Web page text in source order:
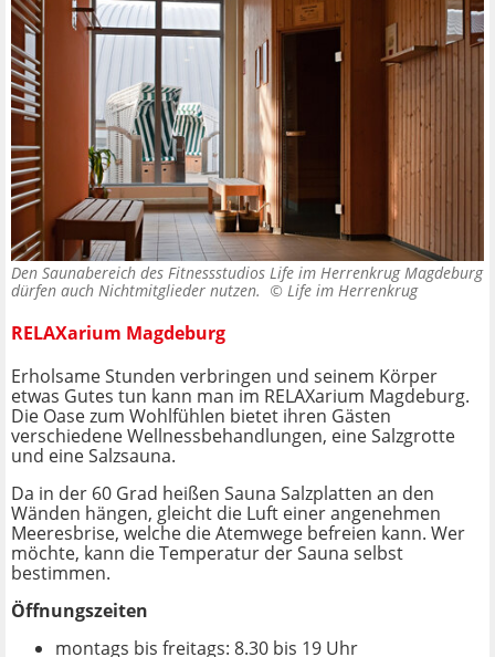
Den Saunabereich des Fitnessstudios Life im Herrenkrug Magdeburg
dürfen auch Nichtmitglieder nutzen. © Life im Herrenkrug
RELAXarium Magdeburg
Erholsame Stunden verbringen und seinem Körper
etwas Gutes tun kann man im RELAXarium Magdeburg.
Die Oase zum Wohlfühlen bietet ihren Gästen
verschiedene Wellnessbehandlungen, eine Salzgrotte
und eine Salzsauna.
Da in der 60 Grad heißen Sauna Salzplatten an den
Wänden hängen, gleicht die Luft einer angenehmen
Meeresbrise, welche die Atemwege befreien kann. Wer
möchte, kann die Temperatur der Sauna selbst
bestimmen.
Öffnungszeiten
montags bis freitags: 8.30 bis 19 Uhr